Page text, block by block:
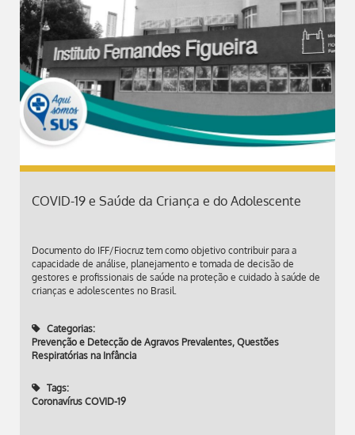
COVID-19 e Saúde da Criança e do Adolescente
Documento do IFF/Fiocruz tem como objetivo contribuir para a
capacidade de análise, planejamento e tomada de decisão de
gestores e profissionais de saúde na proteção e cuidado à saúde de
crianças e adolescentes no Brasil.
Categorias:
Prevenção e Detecção de Agravos Prevalentes, Questões
Respiratórias na Infância
Tags:
Coronavírus COVID-19